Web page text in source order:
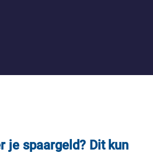
je spaargeld? Dit kun